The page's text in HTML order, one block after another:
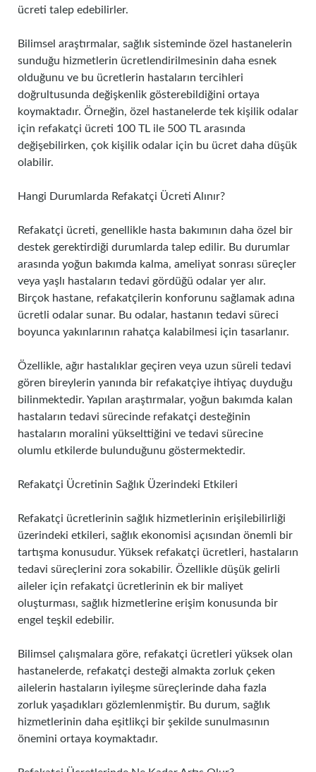
ücreti talep edebilirler.
Bilimsel araştırmalar, sağlık sisteminde özel hastanelerin
sunduğu hizmetlerin ücretlendirilmesinin daha esnek
olduğunu ve bu ücretlerin hastaların tercihleri
doğrultusunda değişkenlik gösterebildiğini ortaya
koymaktadır. Örneğin, özel hastanelerde tek kişilik odalar
için refakatçi ücreti 100 TL ile 500 TL arasında
değişebilirken, çok kişilik odalar için bu ücret daha düşük
olabilir.
Hangi Durumlarda Refakatçi Ücreti Alınır?
Refakatçi ücreti, genellikle hasta bakımının daha özel bir
destek gerektirdiği durumlarda talep edilir. Bu durumlar
arasında yoğun bakımda kalma, ameliyat sonrası süreçler
veya yaşlı hastaların tedavi gördüğü odalar yer alır.
Birçok hastane, refakatçilerin konforunu sağlamak adına
ücretli odalar sunar. Bu odalar, hastanın tedavi süreci
boyunca yakınlarının rahatça kalabilmesi için tasarlanır.
Özellikle, ağır hastalıklar geçiren veya uzun süreli tedavi
gören bireylerin yanında bir refakatçiye ihtiyaç duyduğu
bilinmektedir. Yapılan araştırmalar, yoğun bakımda kalan
hastaların tedavi sürecinde refakatçi desteğinin
hastaların moralini yükselttiğini ve tedavi sürecine
olumlu etkilerde bulunduğunu göstermektedir.
Refakatçi Ücretinin Sağlık Üzerindeki Etkileri
Refakatçi ücretlerinin sağlık hizmetlerinin erişilebilirliği
üzerindeki etkileri, sağlık ekonomisi açısından önemli bir
tartışma konusudur. Yüksek refakatçi ücretleri, hastaların
tedavi süreçlerini zora sokabilir. Özellikle düşük gelirli
aileler için refakatçi ücretlerinin ek bir maliyet
oluşturması, sağlık hizmetlerine erişim konusunda bir
engel teşkil edebilir.
Bilimsel çalışmalara göre, refakatçi ücretleri yüksek olan
hastanelerde, refakatçi desteği almakta zorluk çeken
ailelerin hastaların iyileşme süreçlerinde daha fazla
zorluk yaşadıkları gözlemlenmiştir. Bu durum, sağlık
hizmetlerinin daha eşitlikçi bir şekilde sunulmasının
önemini ortaya koymaktadır.